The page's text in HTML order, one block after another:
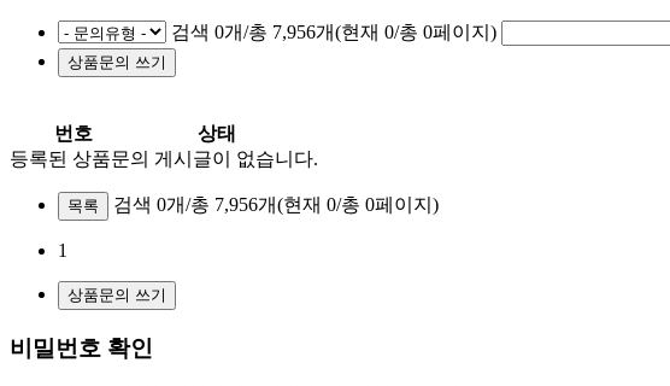
검색 0개/총 7,956개(현재 0/총 0페이지)
번호
상태
등록된 상품문의 게시글이 없습니다.
목록 검색 0개/총 7,956개(현재 0/총 0페이지)
1
비밀번호 확인